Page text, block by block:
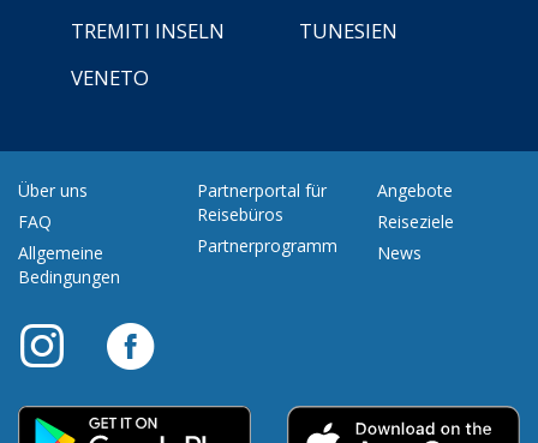
TREMITI INSELN
TUNESIEN
VENETO
Über uns
FAQ
Allgemeine
Bedingungen
Partnerportal für
Reisebüros
Partnerprogramm
Angebote
Reiseziele
News